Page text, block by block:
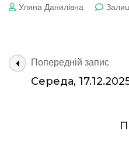
Уляна Данилівна
Навігація
по
Попередній запис
Середа,